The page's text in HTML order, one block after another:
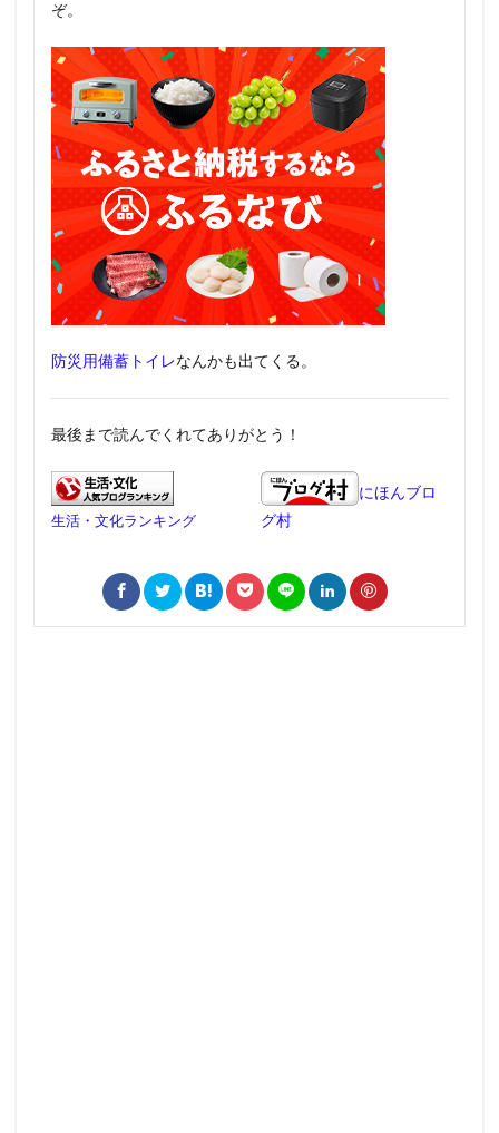
ぞ。
防災用備蓄トイレなんかも出てくる。
最後まで読んでくれてありがとう！
生活・文化ランキング
にほんブロ
グ村